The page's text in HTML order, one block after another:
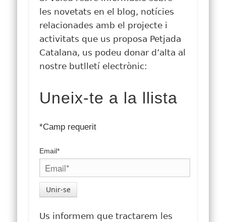
les novetats en el blog, notícies
relacionades amb el projecte i
activitats que us proposa Petjada
Catalana, us podeu donar d’alta al
nostre butlletí electrònic:
Uneix-te a la llista
*Camp requerit
Email*
Unir-se
Us informem que tractarem les